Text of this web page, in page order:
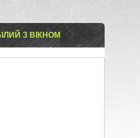
З ВІКНОМ